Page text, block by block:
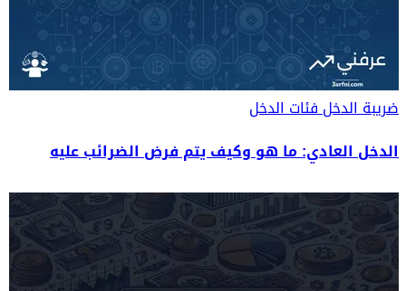
ضريبة الدخلفئات الدخل
الدخل العادي: ما هو وكيف يتم فرض الضرائب عليه